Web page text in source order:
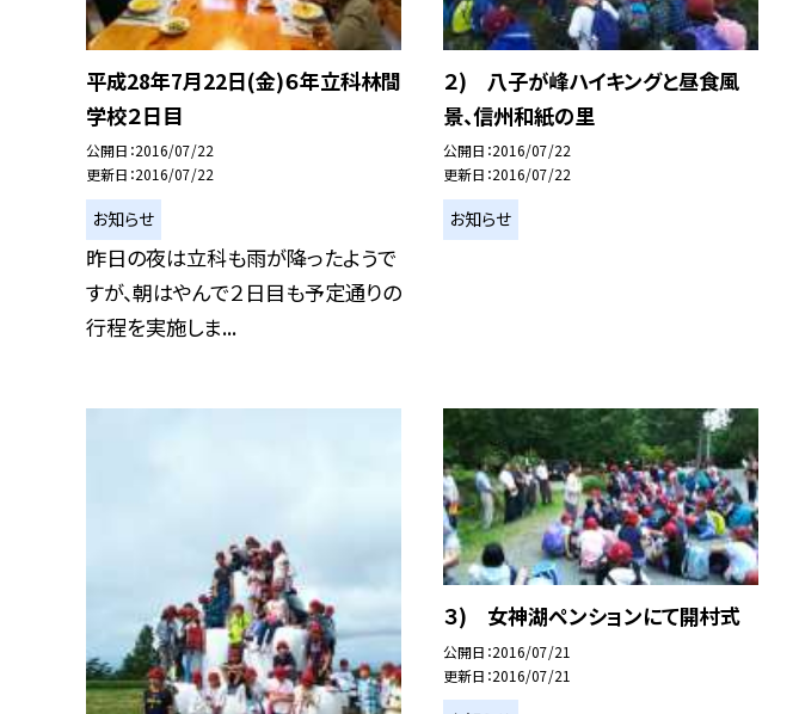
平成28年7月22日(金)６年立科林間
学校２日目
公開日 2016/07/22
更新日 2016/07/22
お知らせ
昨日の夜は立科も雨が降ったようで
すが、朝はやんで２日目も予定通りの
行程を実施しま...
２) 八子が峰ハイキングと昼食風
景、信州和紙の里
公開日 2016/07/22
更新日 2016/07/22
お知らせ
３) 女神湖ペンションにて開村式
公開日 2016/07/21
更新日 2016/07/21